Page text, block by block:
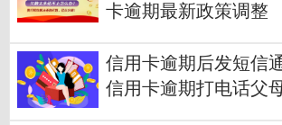
卡逾期最新政策调整
信用卡逾期后发短信
信用卡逾期打电话父